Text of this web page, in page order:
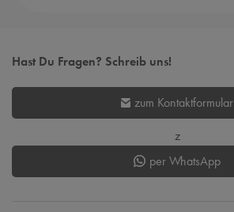
Hast Du Fragen? Schreib uns!
zum Kontaktformular
z
per WhatsApp